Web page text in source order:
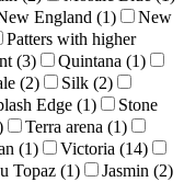
England (1)
New
Patters with higher
(3) Quintana (1)
(2) Silk (2)
Edge (1)
Stone
Terra arena (1)
(1) Victoria (14)
Topaz (1) Jasmin (2)